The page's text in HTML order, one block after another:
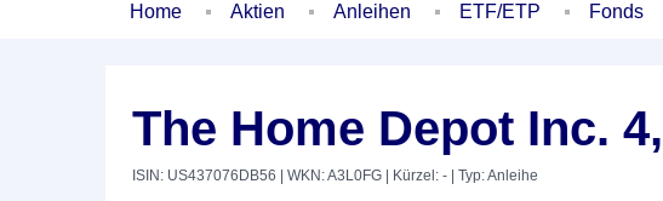
Home Aktien Anleihen ETF/ETP Fonds
The Home Depot Inc.
ISIN: US437076DB56 | WKN: A3L0FG | Kürzel: - | Typ: Anleihe